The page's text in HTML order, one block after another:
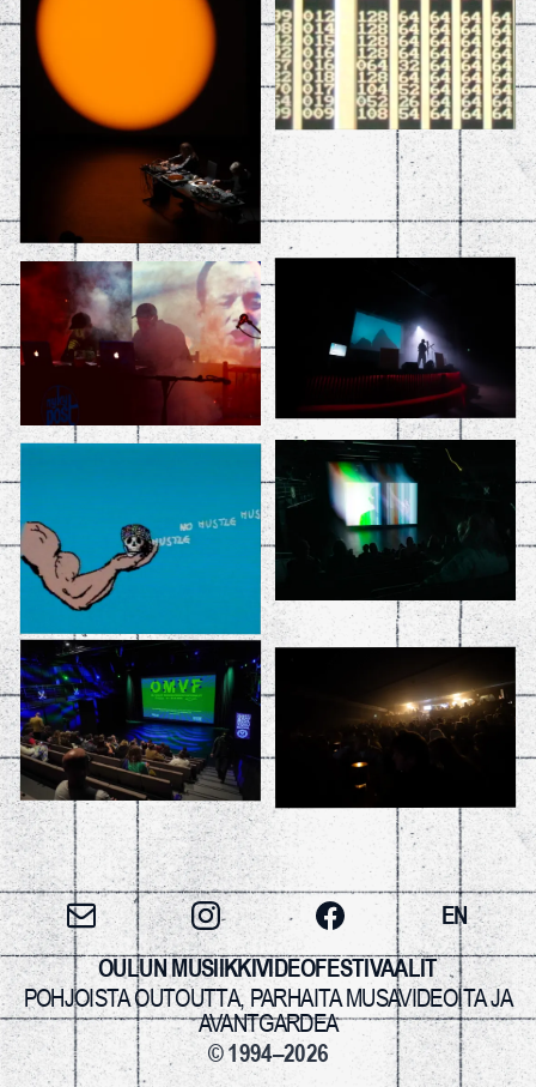
EN
OULUN MUSIIKKIVIDEOFESTIVAALIT
POHJOISTA OUTOUTTA, PARHAITA MUSAVIDEOITA JA
AVANTGARDEA
© 1994–2026